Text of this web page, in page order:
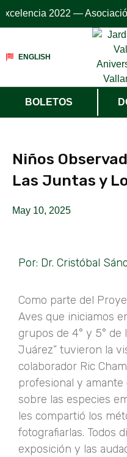
2022 — Asociación
ENGLISH
BOLETOS
Niños
Las Juntas y
May 10, 2025
Por: Dr. Cristóbal
Como parte del
Aves que iniciamos
grupos de 4° y 5° de
Juárez” tuvieron la
colaborador Ric
profesional y
sobre las especies
les compartió los
fotografiarlas. Todos
exposición y las